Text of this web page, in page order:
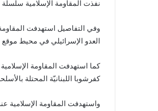
نفذت ‏المقاومة الإسلامية
‏العدو الإسرائيلي في محيط موقع
كفرشوبا اللبنانيّة المحتلة